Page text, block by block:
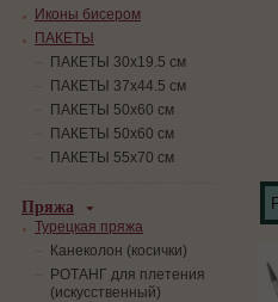
Иконы бисером
ПАКЕТЫ
ПАКЕТЫ 30х19.5 см
ПАКЕТЫ 37х44.5 см
ПАКЕТЫ 50х60 см
ПАКЕТЫ 50х60 см
ПАКЕТЫ 55х70 см
Пряжа
Турецкая пряжа
Канеколон (косички)
РОТАНГ для плетения
(искусственный)